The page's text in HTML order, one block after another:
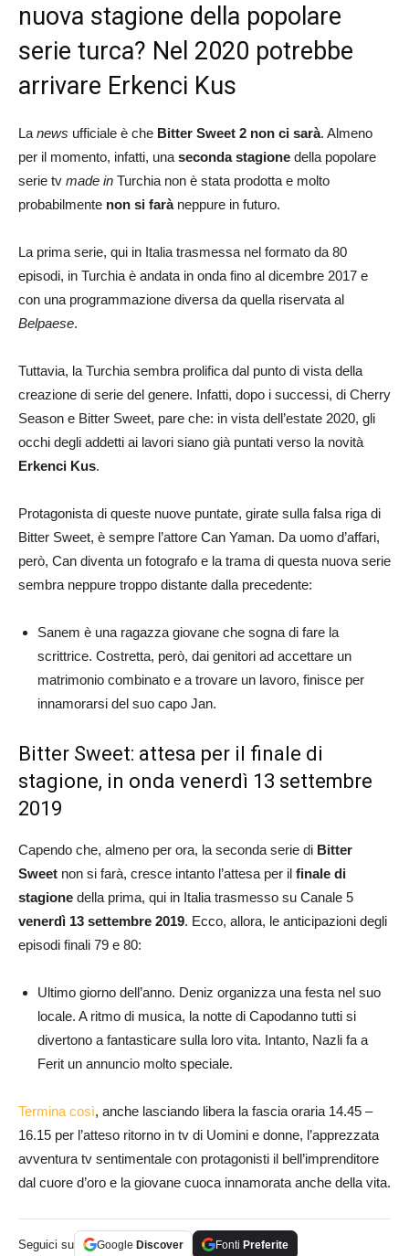
nuova stagione della popolare
serie turca? Nel 2020 potrebbe
arrivare Erkenci Kus
La news ufficiale è che Bitter Sweet 2 non ci sarà. Almeno
per il momento, infatti, una seconda stagione della popolare
serie tv made in Turchia non è stata prodotta e molto
probabilmente non si faràneppure in futuro.
La prima serie, qui in Italia trasmessa nel formato da 80
episodi, in Turchia è andata in onda fino al dicembre 2017 e
con una programmazione diversa da quella riservata al
Belpaese.
Tuttavia, la Turchia sembra prolifica dal punto di vista della
creazione di serie del genere. Infatti, dopo i successi, di Cherry
Season e Bitter Sweet, pare che: in vista dell’estate 2020, gli
occhi degli addetti ai lavori siano già puntati verso la novità
Erkenci Kus.
Protagonista di queste nuove puntate, girate sulla falsa riga di
Bitter Sweet, è sempre l’attore Can Yaman. Da uomo d’affari,
però, Can diventa un fotografo e la trama di questa nuova serie
sembra neppure troppo distante dalla precedente:
Sanem è una ragazza giovane che sogna di fare la
scrittrice. Costretta, però, dai genitori ad accettare un
matrimonio combinato e a trovare un lavoro, finisce per
innamorarsi del suo capo Jan.
Bitter Sweet: attesa per il finale di
stagione, in onda venerdì 13 settembre
2019
Capendo che, almeno per ora, la seconda serie di Bitter
Sweet non si farà, cresce intanto l’attesa per il finale di
stagione della prima, qui in Italia trasmesso su Canale 5
venerdì 13 settembre 2019. Ecco, allora, le anticipazioni degli
episodi finali 79 e 80:
Ultimo giorno dell’anno. Deniz organizza una festa nel suo
locale. A ritmo di musica, la notte di Capodanno tutti si
divertono a fantasticare sulla loro vita. Intanto, Nazli fa a
Ferit un annuncio molto speciale.
Termina così, anche lasciando libera la fascia oraria 14.45 –
16.15 per l’atteso ritorno in tv di Uomini e donne, l’apprezzata
avventura tv sentimentale con protagonisti il bell’imprenditore
dal cuore d’oro e la giovane cuoca innamorata anche della vita.
Seguici su Google Discover Fonti Preferite